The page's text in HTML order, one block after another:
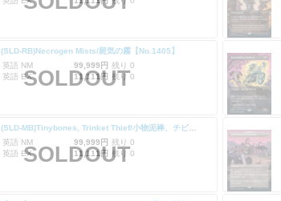
(SLD-RB)Necrogen Mists/屍気の霧【No.1405】
英語 NM
99,999円 残り 0
英語 EX
11,111円 残り 0
SOLDOUT
英語 NM
99,999円 残り 0
英語 EX
11,111円 残り 0
SOLDOUT